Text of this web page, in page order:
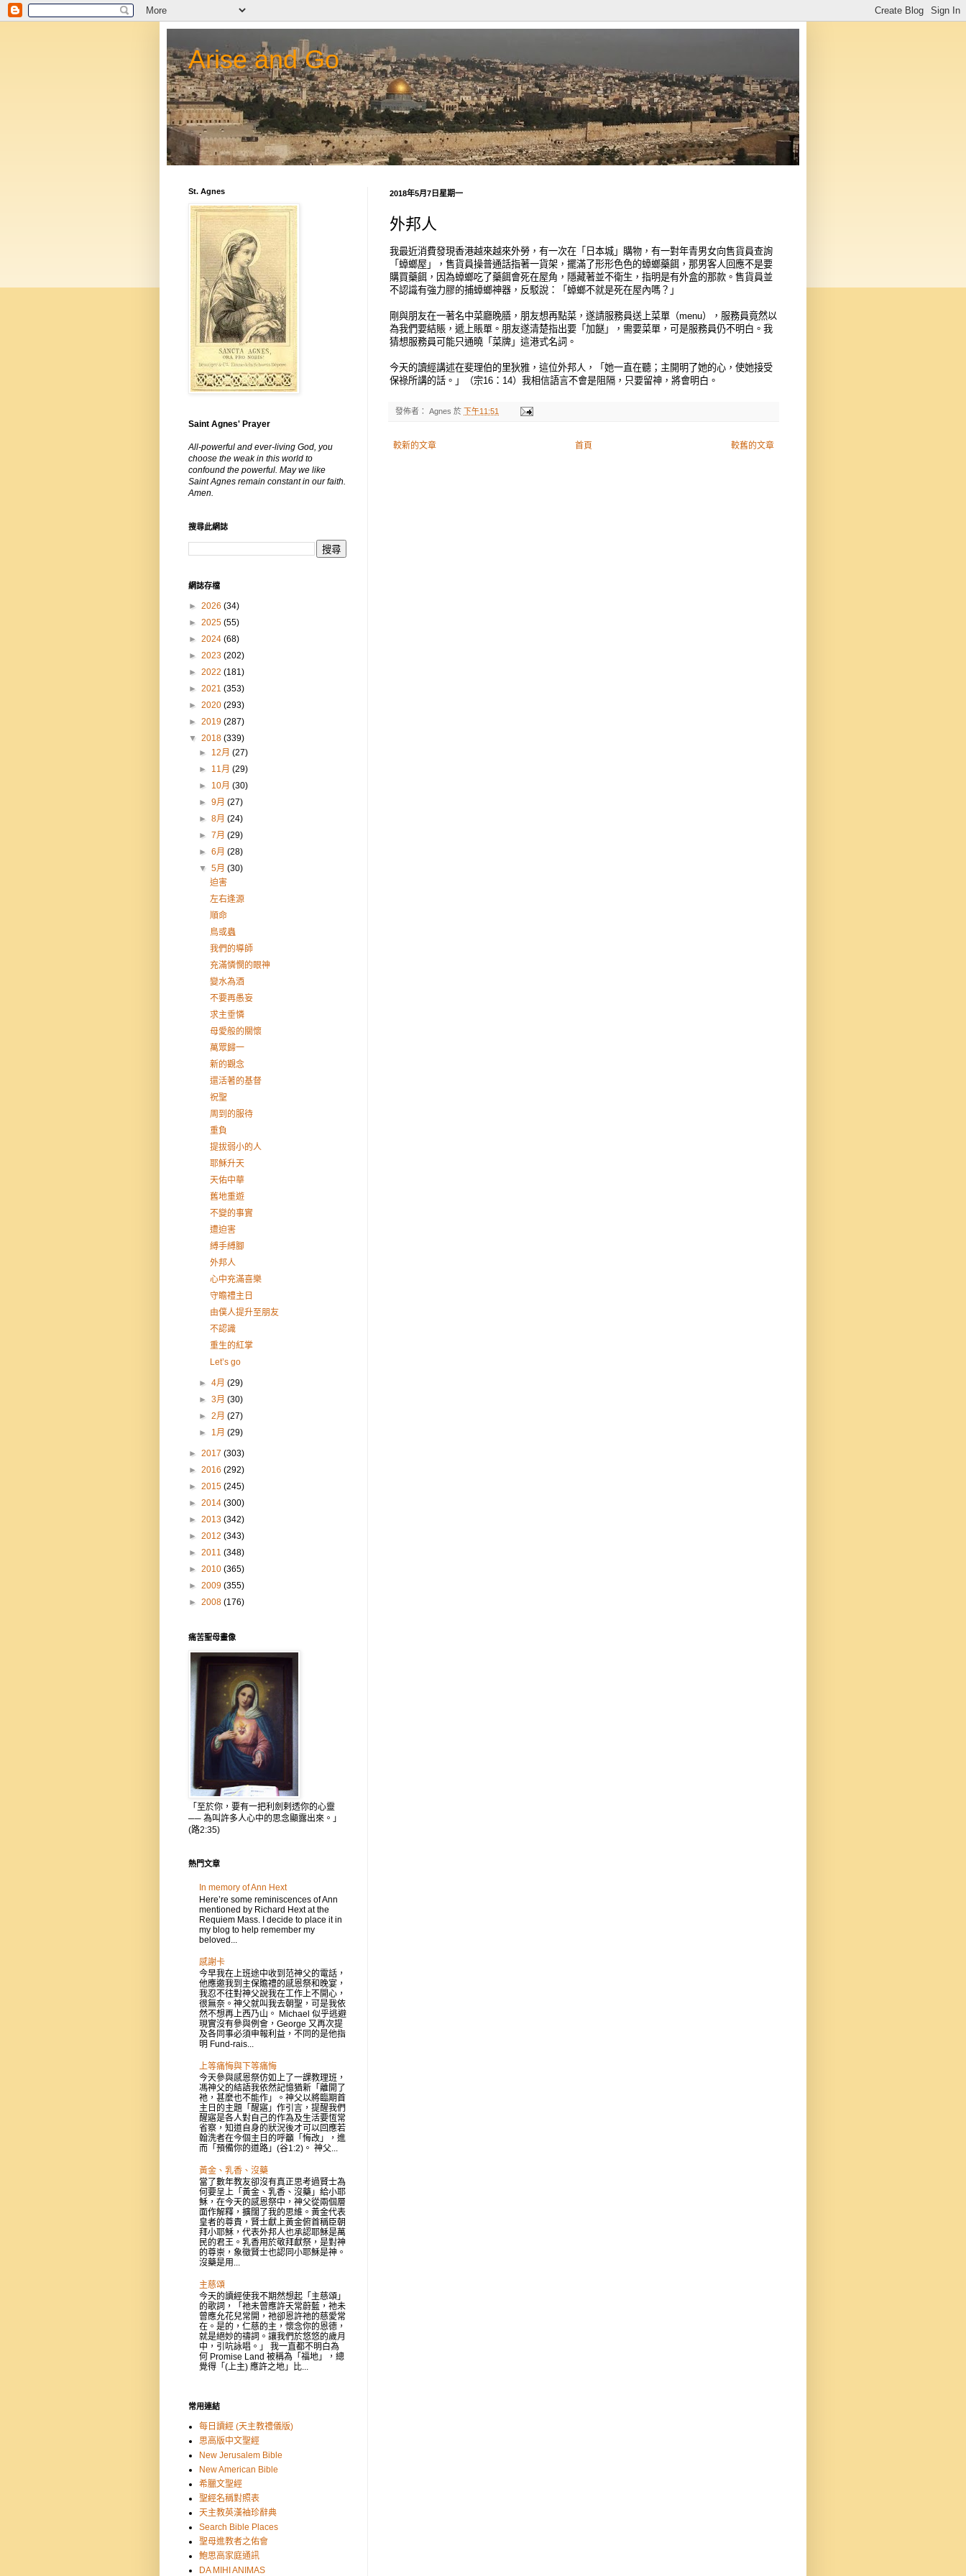
Arise and Go
2018年5月7日星期一
外邦人
我最近消費發現香港越來越來外勞，有一次在「日本城」購物，有一對年青男女向售貨員查詢
「蟑螂屋」，售貨員操普通話指著一貨架，擺滿了形形色色的蟑螂藥餌，那男客人回應不是要
購買藥餌，因為蟑螂吃了藥餌會死在屋角，隱藏著並不衛生，指明是有外盒的那款。售貨員並
不認識有強力膠的捕蟑螂神器，反駁說：「蟑螂不就是死在屋內嗎？」
剛與朋友在一著名中菜廳晚膳，朋友想再點菜，遂請服務員送上菜單（menu），服務員竟然以
為我們要結賬，遞上賬單。朋友遂清楚指出要「加餸」，需要菜單，可是服務員仍不明白。我
猜想服務員可能只通曉「菜牌」這港式名詞。
今天的讀經講述在斐理伯的里狄雅，這位外邦人，「她一直在聽；主開明了她的心，使她接受
保祿所講的話。」（宗16：14）我相信語言不會是阻隔，只要留神，將會明白。
發佈者： Agnes 於 下午11:51
較新的文章 較舊的文章
首頁
St. Agnes
Saint Agnes' Prayer
All-powerful and ever-living God, you
choose the weak in this world to
confound the powerful. May we like
Saint Agnes remain constant in our faith.
Amen.
搜尋此網誌
網誌存檔
► 2026 (34)
► 2025 (55)
► 2024 (68)
► 2023 (202)
► 2022 (181)
► 2021 (353)
► 2020 (293)
► 2019 (287)
▼ 2018 (339)
► 12月(27)
► 11月(29)
► 10月(30)
►9月(27)
►8月(24)
►7月(29)
►6月(28)
▼5月(30)
迫害
左右逢源
順命
鳥或蟲
我們的導師
充滿憐憫的眼神
變水為酒
不要再愚妄
求主垂憐
母愛般的關懷
萬眾歸一
新的觀念
還活著的基督
祝聖
周到的服待
重負
提拔弱小的人
耶穌升天
天佑中華
舊地重遊
不變的事實
遭迫害
縛手縛腳
外邦人
心中充滿喜樂
守瞻禮主日
由僕人提升至朋友
不認識
重生的紅掌
Let’s go
►4月(29)
►3月(30)
►2月(27)
► 1月(29)
► 2017 (303)
► 2016 (292)
► 2015 (245)
► 2014 (300)
► 2013 (342)
► 2012 (343)
► 2011 (348)
► 2010 (365)
► 2009 (355)
► 2008 (176)
痛苦聖母畫像
「至於你，要有一把利劍剌透你的心靈
── 為叫許多人心中的思念顯露出來。」
(路2:35)
熱門文章
In memory of Ann Hext
Here’re some reminiscences of Ann
mentioned by Richard Hext at the
Requiem Mass. I decide to place it in
my blog to help remember my
beloved...
感謝卡
今早我在上班途中收到范神父的電話，
他應邀我到主保贍禮的感恩祭和晚宴，
我忍不往對神父說我在工作上不開心，
很無奈。神父就叫我去朝聖，可是我依
然不想再上西乃山。 Michael 似乎逃避
現實沒有參與例會，George 又再次提
及各同事必須申報利益，不同的是他指
明 Fund-rais...
上等痛悔與下等痛悔
今天參與感恩祭仿如上了一課教理班，
馮神父的結語我依然記憶猶新「離開了
祂，甚麼也不能作」。神父以將臨期首
主日的主題「醒寤」作引言，提醒我們
醒寤是各人對自己的作為及生活要恆常
省察，知道自身的狀況後才可以回應若
翰洗者在今個主日的呼籲「悔改」，進
而「預備你的道路」(谷1:2)。 神父...
黃金、乳香、沒藥
當了數年教友卻沒有真正思考過賢士為
何要呈上「黃金、乳香、沒藥」給小耶
穌，在今天的感恩祭中，神父從兩個層
面作解釋，擴闊了我的思維。黃金代表
皇者的尊貴，賢士獻上黃金俯首稱臣朝
拜小耶穌，代表外邦人也承認耶穌是萬
民的君王。乳香用於敬拜獻祭，是對神
的尊崇，象徵賢士也認同小耶穌是神。
沒藥是用...
主慈頌
今天的讀經使我不期然想起「主慈頌」
的歌詞，「祂未曾應許天常蔚藍，祂未
曾應允花兒常開，祂卻恩許祂的慈愛常
在。是的，仁慈的主，懷念你的恩德，
就是絕妙的禱詞。讓我們於悠悠的歲月
中，引吭詠唱。」 我一直都不明白為
何 Promise Land 被稱為「福地」，總
覺得「(上主) 應許之地」比...
常用連結
每日讀經 (天主教禮儀版)
思高版中文聖經
New Jerusalem Bible
New American Bible
希臘文聖經
聖經名稱對照表
天主教英漢袖珍辭典
Search Bible Places
聖母進教者之佑會
鮑思高家庭通訊
DA MIHI ANIMAS